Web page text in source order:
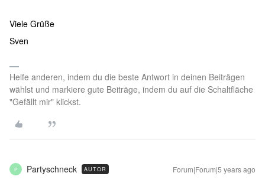
Viele Grüße
Sven
Helfe anderen, indem du die beste Antwort in deinen Beiträgen
wählst und markiere gute Beiträge, indem du auf die Schaltfläche
"Gefällt mir" klickst.
P Partyschneck AUTOR Forum|Forum|5 years ago